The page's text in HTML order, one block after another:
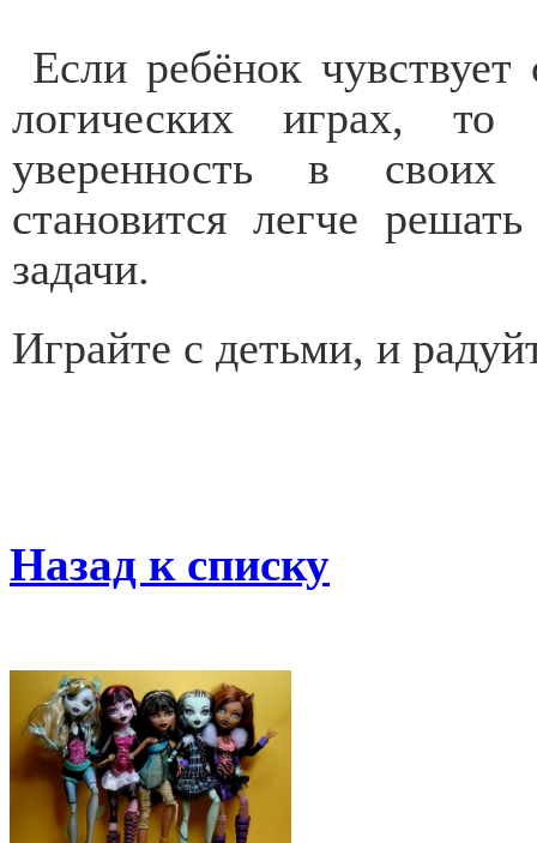
Если ребёнок
логических играх, то
уверенность в
становится легче
задачи.
Играйте с детьми, и
Назад к списку